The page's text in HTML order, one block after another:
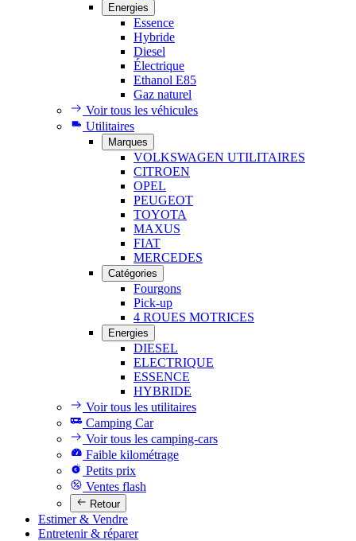
Energies
Essence
Hybride
Diesel
Électrique
Ethanol E85
Gaz naturel
Voir tous les véhicules
Utilitaires
Marques
VOLKSWAGEN UTILITAIRES
CITROEN
OPEL
PEUGEOT
TOYOTA
MAXUS
FIAT
MERCEDES
Catégories
Fourgons
Pick-up
4 ROUES MOTRICES
Energies
DIESEL
ELECTRIQUE
ESSENCE
HYBRIDE
Voir tous les utilitaires
Camping Car
Voir tous les camping-cars
Faible kilométrage
Petits prix
Ventes flash
Retour
Estimer & Vendre
Entretenir & réparer